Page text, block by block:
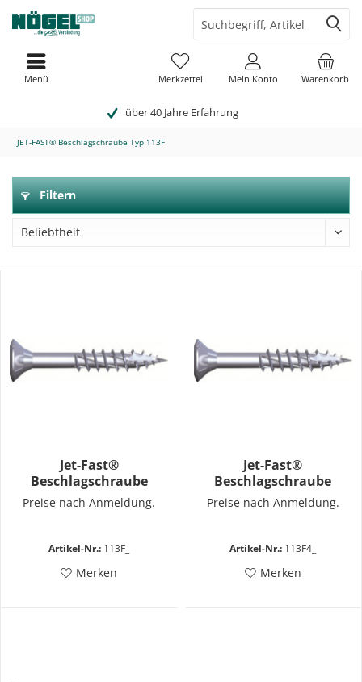
über 40 Jahre Erfahrung
Warenkorb
Merkzettel Mein Konto
Menü
JET-FAST® Beschlagschraube Typ 113F
Filtern
Jet-Fast®
Beschlagschraube
Teilgewinde PZD2
Preise nach Anmeldung.
Artikel-Nr.: 113F_
Merken
Jet-Fast®
Beschlagschraube
Gewinde bis annähernd
Preise nach Anmeldung.
Artikel-Nr.: 113F4_
Merken